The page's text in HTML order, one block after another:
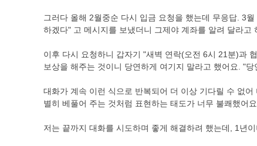
그러다 올해 2월중순 다시 입금 요청을 했는데 무응답. 3
하겠다" 고 메시지를 보냈더니 그제야 계좌를 알려 달라고
이후 다시 요청하니 갑자기 "새벽 연락(오전 6시 21분)과
보상을 해주는 것이니 당연하게 여기지 말라고 했어요. "
대화가 계속 이런 식으로 반복되어 더 이상 기다릴 수 없
별히 베풀어 주는 것처럼 표현하는 태도가 너무 불쾌했어요.
저는 끝까지 대화를 시도하며 좋게 해결하려 했는데, 1년